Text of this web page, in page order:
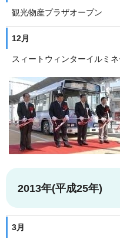
観光物産プラザオープン
12月
スィートウィンターイルミ
2013年(平成25年)
3月